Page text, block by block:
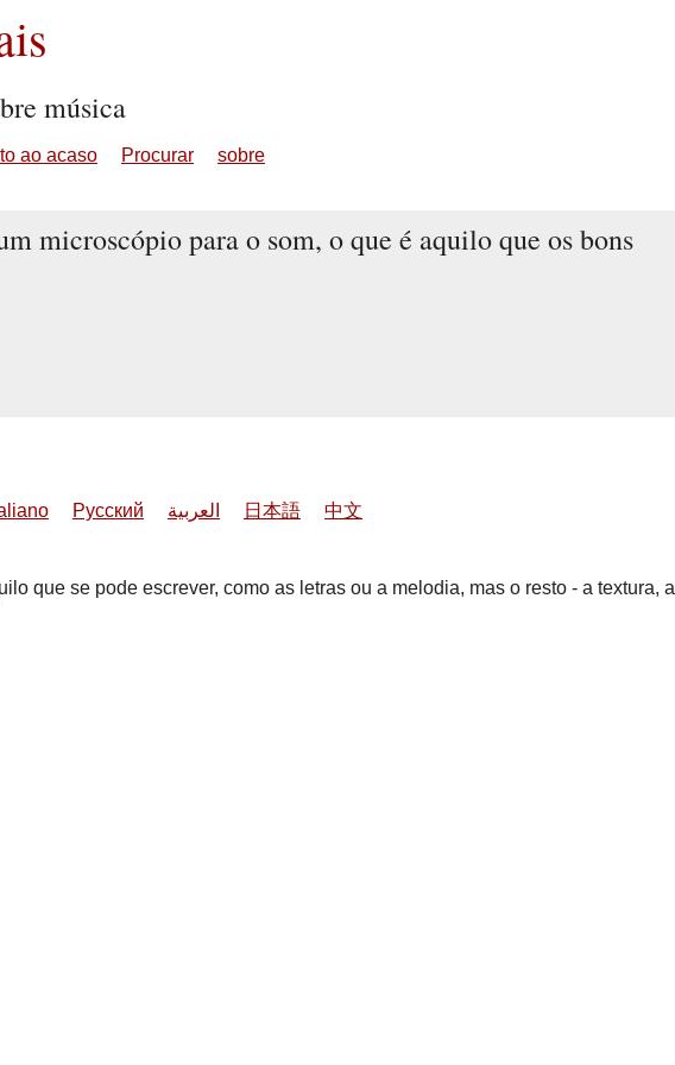
música
ao acaso Procurar sobre
microscópio para o som, o que é aquilo que os bons
Русский العربية 日本語 中文
que se pode escrever, como as letras ou a melodia, mas o resto - a textura, a